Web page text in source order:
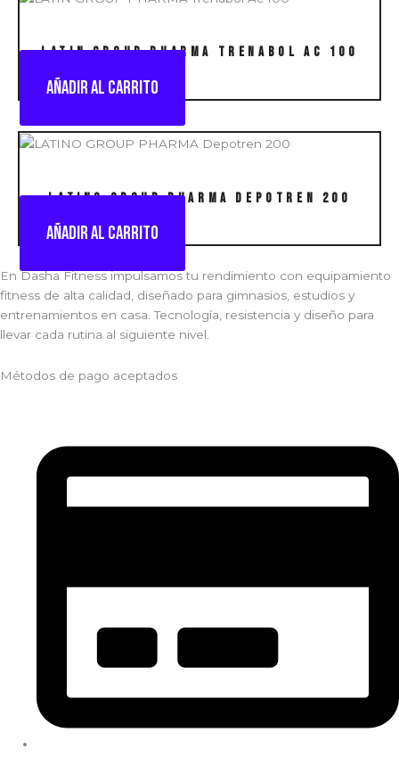
LATIN GROUP PHARMA Trenabol Ac 100
Añadir al carrito
LATINO GROUP PHARMA Depotren 200
Añadir al carrito
En Dasha Fitness impulsamos tu rendimiento con equipamiento
fitness de alta calidad, diseñado para gimnasios, estudios y
entrenamientos en casa. Tecnología, resistencia y diseño para
llevar cada rutina al siguiente nivel.
Métodos de pago aceptados